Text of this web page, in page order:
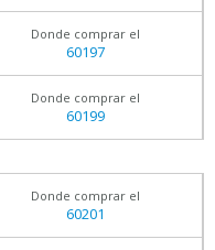
Donde comprar el
60197
Donde comprar el
60199
Donde comprar el
60201